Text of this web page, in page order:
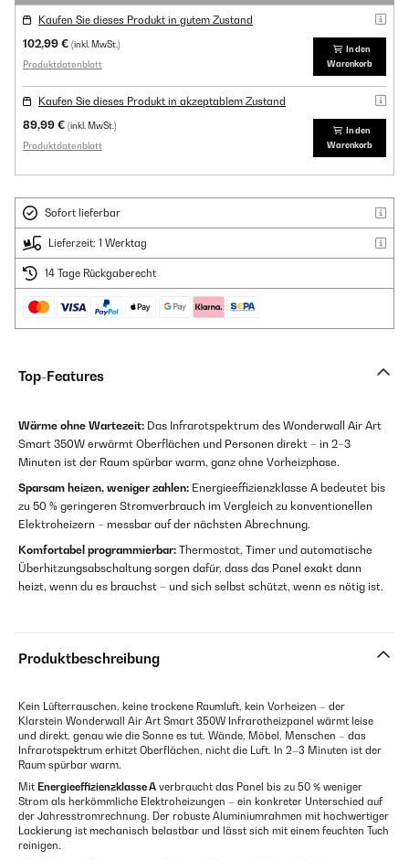
Kaufen Sie dieses Produkt in gutem Zustand
102,99 € (inkl. MwSt.)
Produktdatenblatt
In den
Warenkorb
Kaufen Sie dieses Produkt in akzeptablem Zustand
89,99 € (inkl. MwSt.)
Produktdatenblatt
In den
Warenkorb
Sofort lieferbar
Lieferzeit: 1 Werktag
14 Tage Rückgaberecht
Top-Features
Wärme ohne Wartezeit: Das Infrarotspektrum des Wonderwall Air Art
Smart 350W erwärmt Oberflächen und Personen direkt – in 2–3
Minuten ist der Raum spürbar warm, ganz ohne Vorheizphase.
Sparsam heizen, weniger zahlen: Energieeffizienzklasse A bedeutet bis
zu 50 % geringeren Stromverbrauch im Vergleich zu konventionellen
Elektroheizern – messbar auf der nächsten Abrechnung.
Komfortabel programmierbar: Thermostat, Timer und automatische
Überhitzungsabschaltung sorgen dafür, dass das Panel exakt dann
heizt, wenn du es brauchst – und sich selbst schützt, wenn es nötig ist.
Produktbeschreibung
Kein Lüfterrauschen, keine trockene Raumluft, kein Vorheizen – der
Klarstein Wonderwall Air Art Smart 350W Infrarotheizpanel wärmt leise
und direkt, genau wie die Sonne es tut. Wände, Möbel, Menschen – das
Infrarotspektrum erhitzt Oberflächen, nicht die Luft. In 2–3 Minuten ist der
Raum spürbar warm.
Mit Energieeffizienzklasse A verbraucht das Panel bis zu 50 % weniger
Strom als herkömmliche Elektroheizungen – ein konkreter Unterschied auf
der Jahresstromrechnung. Der robuste Aluminiumrahmen mit hochwertiger
Lackierung ist mechanisch belastbar und lässt sich mit einem feuchten Tuch
reinigen.